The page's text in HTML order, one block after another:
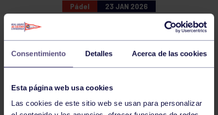
Consentimiento Detalles Acerca de las cookies
Esta página web usa cookies
Las cookies de este sitio web se usan para personalizar
Pádel 23 JAN 2026
NOTICIAS RELACIONADAS